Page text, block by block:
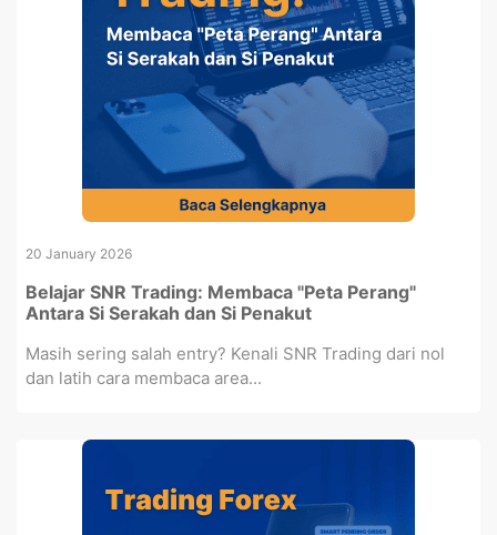
20 January 2026
Belajar SNR Trading: Membaca "Peta Perang"
Antara Si Serakah dan Si Penakut
Masih sering salah entry? Kenali SNR Trading dari nol
dan latih cara membaca area...